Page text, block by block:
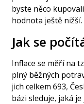
byste něco
hodnota ještě nižší.
Jak se
Inflace se měří na
plný běžných
jich celkem 693,
bázi sleduje, jaká